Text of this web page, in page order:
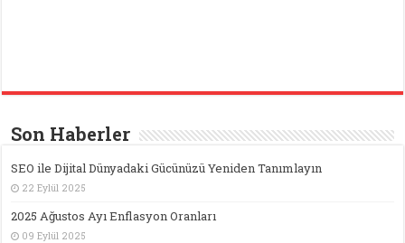
Son Haberler
SEO ile Dijital Dünyadaki Gücünüzü Yeniden Tanımlayın
22 Eylül 2025
2025 Ağustos Ayı Enflasyon Oranları
09 Eylül 2025